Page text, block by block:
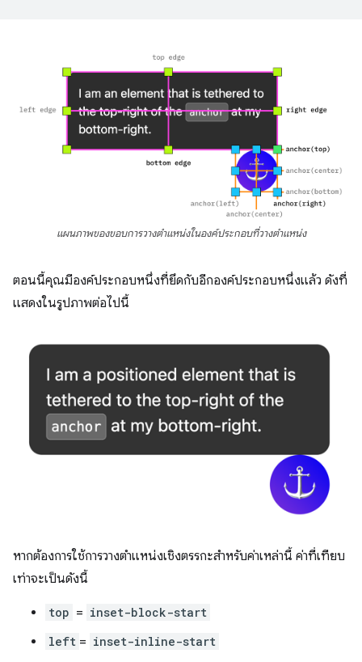
แผนภาพของขอบการวางตำแหน่งในองค์ประกอบที่วางตำแหน่ง
ตอนนี้คุณมีองค์ประกอบหนึ่งที่ยึดกับอีกองค์ประกอบหนึ่งแล้ว ดังที่
แสดงในรูปภาพต่อไปนี้
หากต้องการใช้การวางตำแหน่งเชิงตรรกะสำหรับค่าเหล่านี้ ค่าที่เทียบ
เท่าจะเป็นดังนี้
top = inset-block-start
left = inset-inline-start